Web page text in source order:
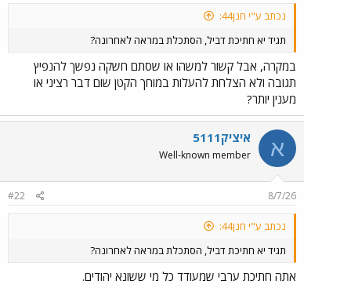
נכתב ע"י חנן44:
תגיד יא חתיכת דביל, הסתכלת במראה לאחרונה?
במקרה, אבל קשור למשהו או שסתם חשקה נפשך להנפיץ
תגובה ולא הצלחת להעלות במוחך הקטן שום דבר רציני או
מענין יותר?
א איציק5111
Well-known member
8/7/26
#22
נכתב ע"י חנן44:
תגיד יא חתיכת דביל, הסתכלת במראה לאחרונה?
אתה חתיכת ערבי שמעודד כל מי ששונא יהודים.